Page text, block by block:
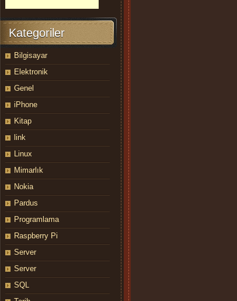
Kategoriler
Bilgisayar
Elektronik
Genel
iPhone
Kitap
link
Linux
Mimarlık
Nokia
Pardus
Programlama
Raspberry Pi
Server
Server
SQL